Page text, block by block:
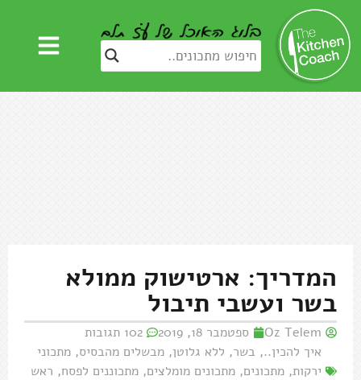
המדריך: ארטישוק ממולא
בשר ועשבי תיבול
Oz Telem ספטמבר 18, 2019
102 תגובות
איך להכין.., בשר, ללא גלוטן, מבשלים מהבסיס, מתכוני
ירקות, מתכונים, מתכונים מומלצים, מתכוננים לפסח, ראש